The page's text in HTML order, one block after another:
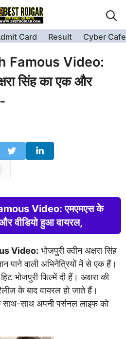
Card Result Cyber Cafe
Famous Video:
सिंह का एक और
Video: एमएमएस के
वीडियो हुआ वायरल,
Video: भोजपुरी क्वीन अक्षरा सिंह
पाने वाली अभिनेत्रियों में से एक हैं।
भोजपुरी फिल्में दी हैं। अक्षरा की
के बाद वायरल हो जाते हैं।
साथ अपनी पर्सनल लाइफ को